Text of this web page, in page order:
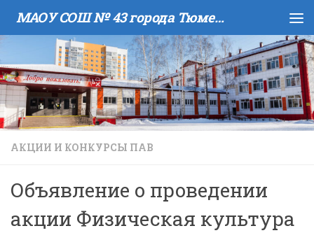
Skip to content МАОУ COШ № 43 города Тюмени имени В.И. Муравленко
АКЦИИ И КОНКУРСЫ ПАВ
Объявление о проведении
акции Физическая культура